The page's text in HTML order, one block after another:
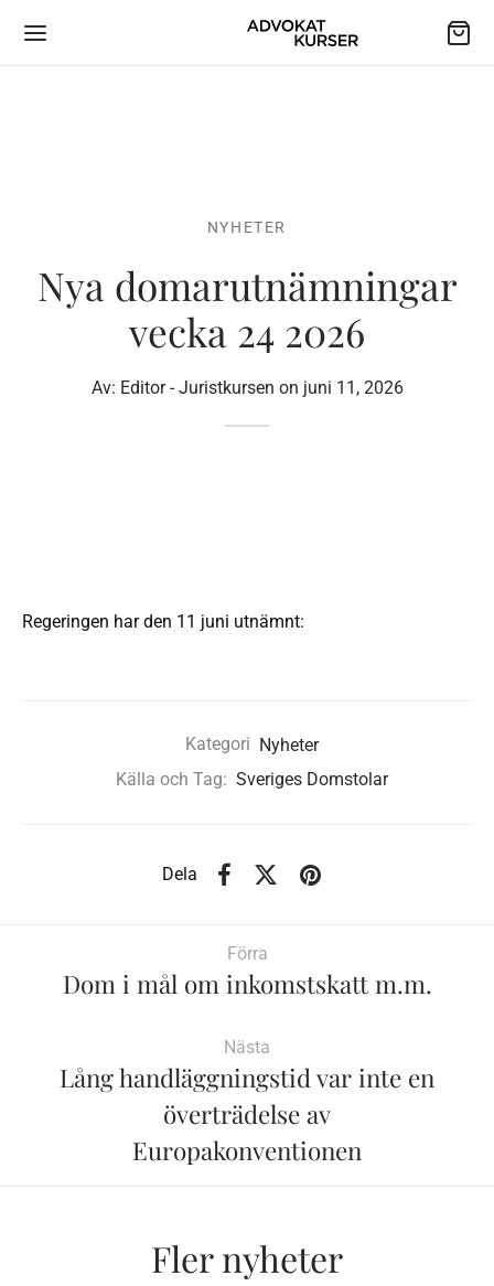
NYHETER
Nya domarutnämningar
vecka 24 2026
Av: Editor - Juristkursen on juni 11, 2026
Regeringen har den 11 juni utnämnt:
Kategori Nyheter
Källa och Tag: Sveriges Domstolar
Dela
Förra
Dom i mål om inkomstskatt m.m.
Nästa
Lång handläggningstid var inte en
överträdelse av
Europakonventionen
Fler nyheter